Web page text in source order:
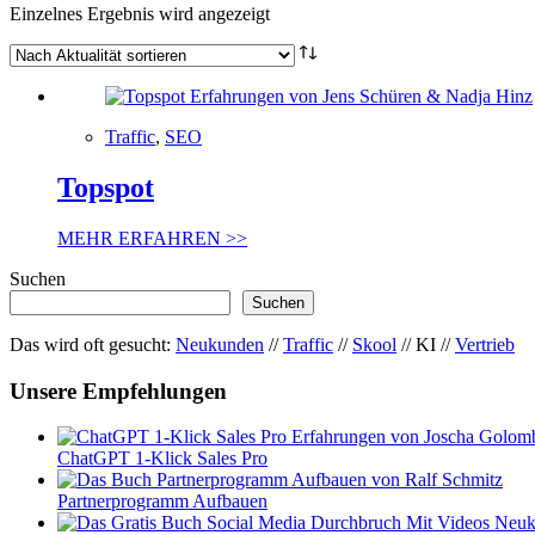
Einzelnes Ergebnis wird angezeigt
Traffic, SEO
Topspot
MEHR ERFAHREN >>
Suchen
Suchen
Das wird oft gesucht: Neukunden //Traffic // Skool // KI //Vertrieb
Unsere Empfehlungen
ChatGPT 1-Klick Sales Pro
Partnerprogramm Aufbauen